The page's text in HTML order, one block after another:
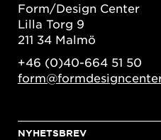
Form/Design Center
Lilla Torg 9
211 34 Malmö
+46 (0)40-664 51 50
NYHETSBREV